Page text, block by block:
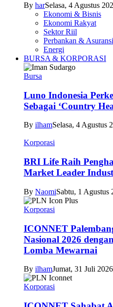
By harSelasa, 4 Agustus
Ekonomi & Bisnis
Ekonomi Rakyat
Sektor Riil
Perbankan & Asuransi
Energi
BURSA & KORPORASI
Bursa
Luno Indonesia
Sebagai ‘Country
By ilhamSelasa, 4 Agustus
Korporasi
BRI Life Raih
Market Leader
By NaomiSabtu, 1 Agustus
Korporasi
ICONNET
Nasional 2026
Lomba Mewarnai
By ilhamJumat, 31 Juli
Korporasi